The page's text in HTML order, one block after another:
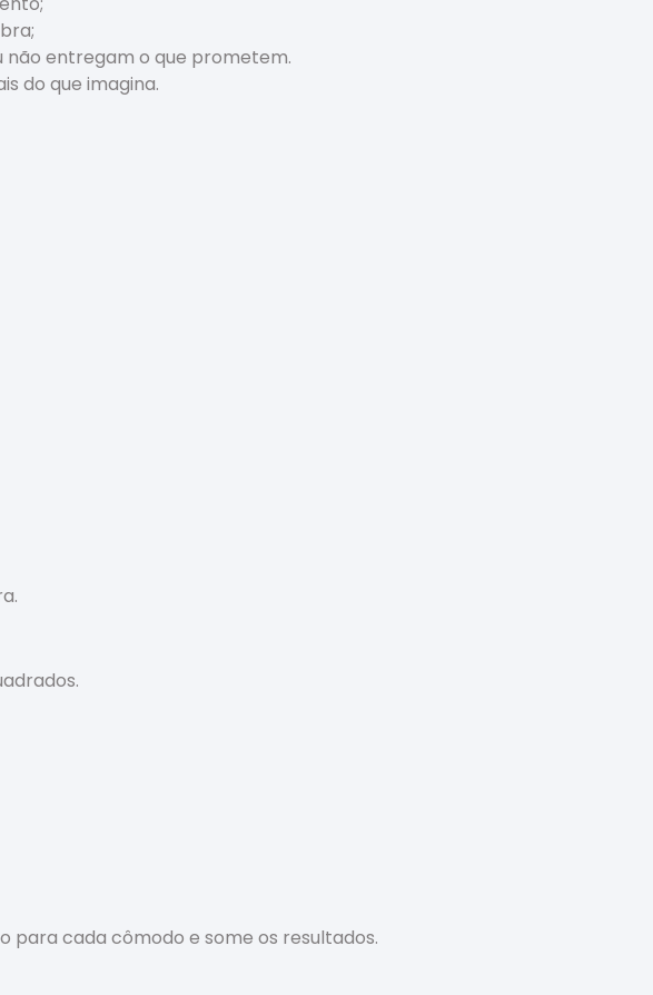
não entregam o que prometem.
do que imagina.
para cada cômodo e some os resultados.